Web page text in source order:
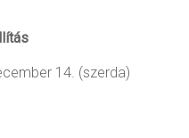
14. (szerda)